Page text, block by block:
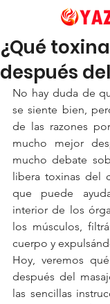
¿Qué
después
No hay duda de
se siente bien,
de las razones
mucho mejor
mucho debate
libera toxinas del
que puede
interior de los
los músculos,
cuerpo y
Hoy, veremos
después del
las sencillas